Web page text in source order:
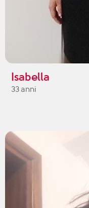
Isabella
33 anni